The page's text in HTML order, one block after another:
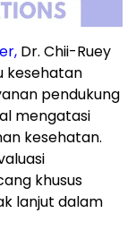
Dr. Chii-Ruey
kesehatan
pendukung
mengatasi
kesehatan.
khusus
lanjut dalam